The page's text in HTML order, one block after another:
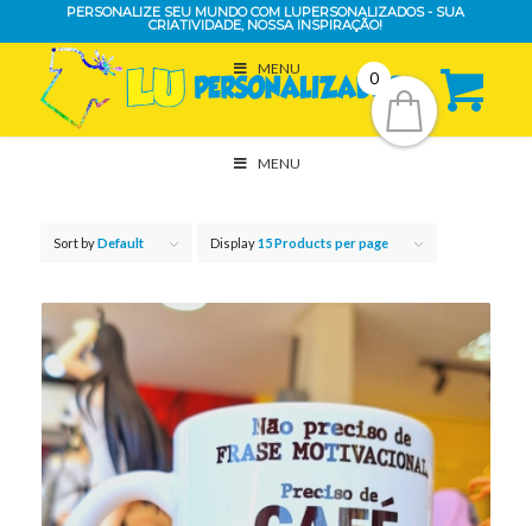
PERSONALIZE SEU MUNDO COM LUPERSONALIZADOS - SUA
CRIATIVIDADE, NOSSA INSPIRAÇÃO!
MENU
MENU
Sort byDefault Display15 Products per page
0